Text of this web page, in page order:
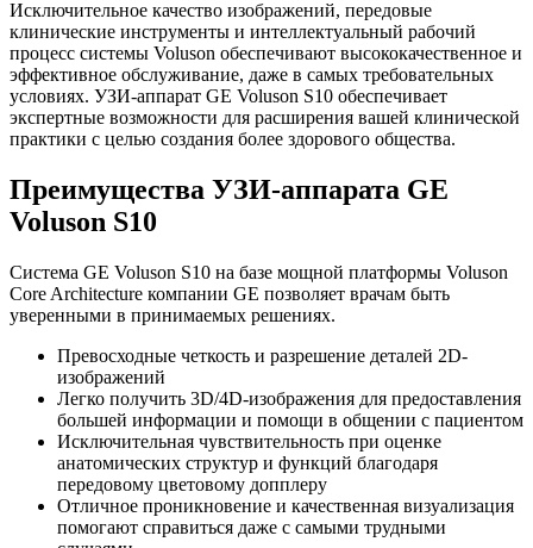
Исключительное качество изображений, передовые
клинические инструменты и интеллектуальный рабочий
процесс системы Voluson обеспечивают высококачественное и
эффективное обслуживание, даже в самых требовательных
условиях. УЗИ-аппарат GE Voluson S10 обеспечивает
экспертные возможности для расширения вашей клинической
практики с целью создания более здорового общества.
Преимущества УЗИ-аппарата GE
Voluson S10
Система GE Voluson S10 на базе мощной платформы Voluson
Core Architecture компании GE позволяет врачам быть
уверенными в принимаемых решениях.
Превосходные четкость и разрешение деталей 2D-
изображений
Легко получить 3D/4D-изображения для предоставления
большей информации и помощи в общении с пациентом
Исключительная чувствительность при оценке
анатомических структур и функций благодаря
передовому цветовому допплеру
Отличное проникновение и качественная визуализация
помогают справиться даже с самыми трудными